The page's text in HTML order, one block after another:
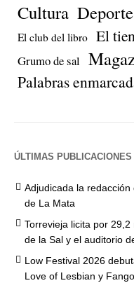
Cultura
El club del libro El
Grumo de sal
Palabras
ÚLTIMAS PUBLICACIONES
Adjudicada la
de La Mata
Torrevieja licita por
de la Sal y el auditorio
Low Festival 2026
Love of Lesbian y